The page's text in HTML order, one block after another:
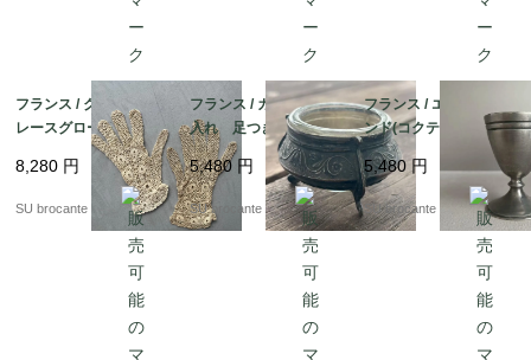
フランス / クロッシェ
レースグローブ
8,280 円
SU brocante
フランス / ガラスの塩
入れ 足つき金属ホル
ダー
5,480 円
SU brocante
フランス / エッグスタ
ンド(コクティエ) D
ピューター製
5,480円
SU brocante